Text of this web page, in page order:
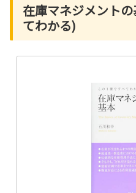
在庫マネジメント
てわかる)